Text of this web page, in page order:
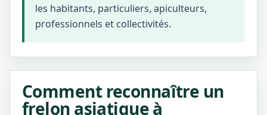
les habitants, particuliers, apiculteurs,
professionnels et collectivités.
Comment reconnaître un
frelon asiatique à